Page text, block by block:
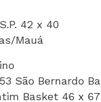
42 x 40
Mauá
São Bernardo
Basket 46 x